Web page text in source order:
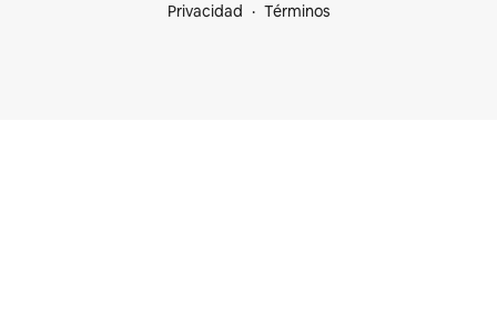
Privacidad
Términos